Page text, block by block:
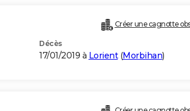
Créer une cagnotte
Décès
17/01/2019 à Lorient(Morbihan)